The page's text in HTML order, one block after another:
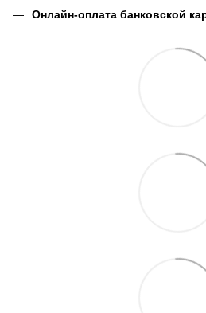
Онлайн-оплата банковской